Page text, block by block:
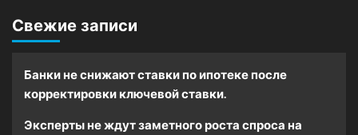
Свежие записи
Банки не снижают ставки по ипотеке после
корректировки ключевой ставки.
Эксперты не ждут заметного роста спроса на